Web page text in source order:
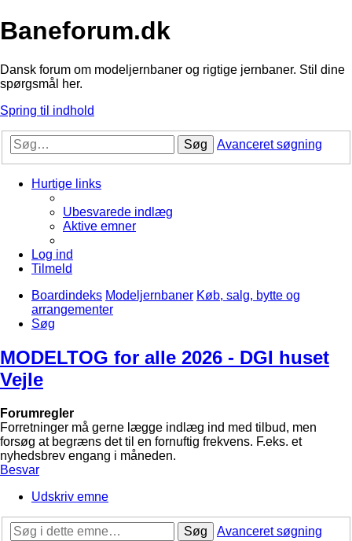
Baneforum.dk
Dansk forum om modeljernbaner og rigtige jernbaner. Stil dine
spørgsmål her.
Spring til indhold
Søg Avanceret søgning
Hurtige links
Ubesvarede indlæg
Aktive emner
Log ind
Tilmeld
Boardindeks Modeljernbaner Køb, salg, bytte og
arrangementer
Søg
MODELTOG for alle 2026 - DGI huset
Vejle
Forumregler
Forretninger må gerne lægge indlæg ind med tilbud, men
forsøg at begræns det til en fornuftig frekvens. F.eks. et
nyhedsbrev engang i måneden.
Besvar
Udskriv emne
Søg
Avanceret søgning